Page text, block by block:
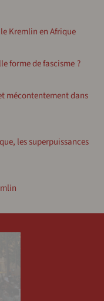
Kremlin en Afrique
forme de fascisme ?
mécontentement dans
les superpuissances